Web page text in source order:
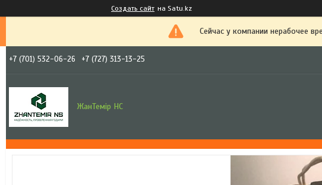
Создать сайт на Satu.kz
Сейчас у компании нерабочее
+7 (701) 532-06-26 +7 (727) 313-13-25
ЖанТемір НС